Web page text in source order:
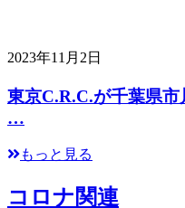
2023年11月2日
東京C.R.C.が千葉県
…
もっと見る
コロナ関連